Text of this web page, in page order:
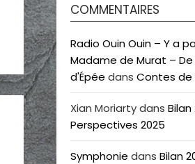
COMMENTAIRES
Radio Ouin Ouin – Y a
Madame de Murat –
d'Épée dans Contes
Xian Moriartydans
Perspectives 2025
Symphonie dans Bilan